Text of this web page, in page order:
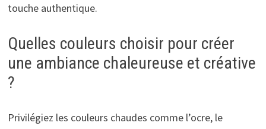
touche authentique.
Quelles couleurs choisir pour créer
une ambiance chaleureuse et créative
?
Privilégiez les couleurs chaudes comme l’ocre, le